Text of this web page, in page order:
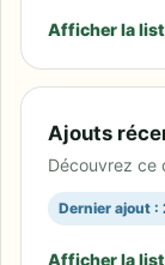
Afficher la
Ajouts
Découvrez ce
Dernier ajout
Afficher la